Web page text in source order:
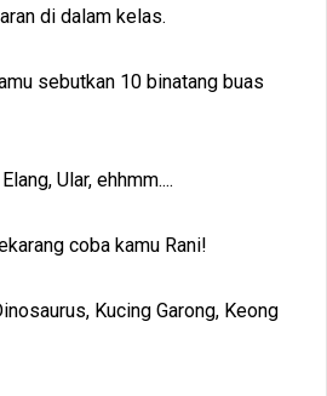
di dalam kelas.
sebutkan 10 binatang buas
Ular, ehhmm....
coba kamu Rani!
Kucing Garong, Keong